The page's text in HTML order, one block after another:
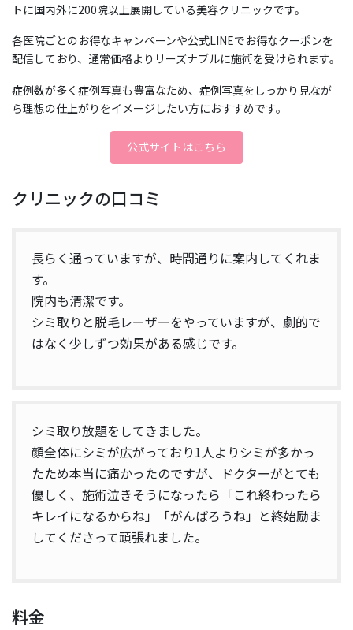
トに国内外に200院以上展開している美容クリニックです。
各医院ごとのお得なキャンペーンや公式LINEでお得なクーポンを
配信しており、通常価格よりリーズナブルに施術を受けられます。
症例数が多く症例写真も豊富なため、症例写真をしっかり見なが
ら理想の仕上がりをイメージしたい方におすすめです。
公式サイトはこちら
クリニックの口コミ
長らく通っていますが、時間通りに案内してくれま
す。
院内も清潔です。
シミ取りと脱毛レーザーをやっていますが、劇的で
はなく少しずつ効果がある感じです。
シミ取り放題をしてきました。
顔全体にシミが広がっており1人よりシミが多かっ
たため本当に痛かったのですが、ドクターがとても
優しく、施術泣きそうになったら「これ終わったら
キレイになるからね」「がんばろうね」と終始励ま
してくださって頑張れました。
料金